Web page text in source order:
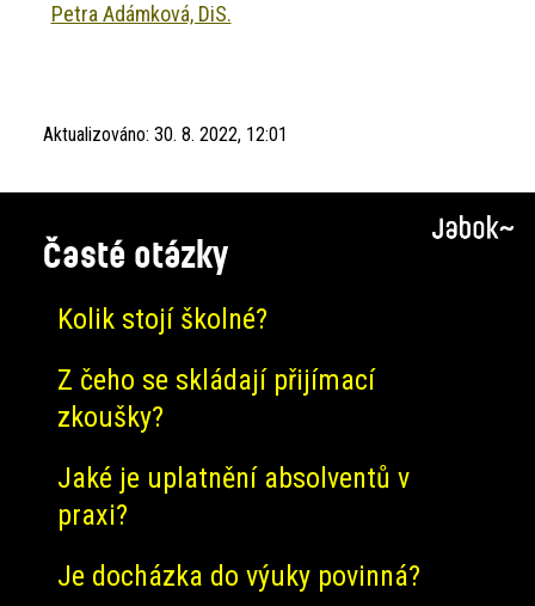
Petra Adámková, DiS.
Aktualizováno: 30. 8. 2022, 12:01
Časté otázky
Kolik stojí školné?
Z čeho se skládají přijímací
zkoušky?
Jaké je uplatnění absolventů v
praxi?
Je docházka do výuky povinná?